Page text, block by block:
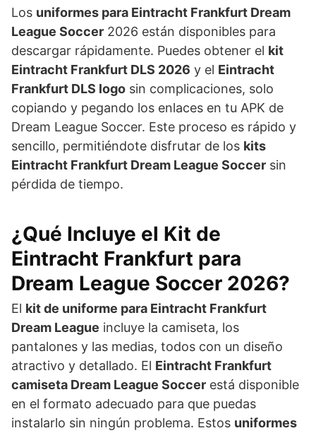
Los uniformes para Eintracht Frankfurt Dream
League Soccer 2026 están disponibles para
descargar rápidamente. Puedes obtener el kit
Eintracht Frankfurt DLS 2026 y el Eintracht
Frankfurt DLS logo sin complicaciones, solo
copiando y pegando los enlaces en tu APK de
Dream League Soccer. Este proceso es rápido y
sencillo, permitiéndote disfrutar de los kits
Eintracht Frankfurt Dream League Soccer sin
pérdida de tiempo.
¿Qué Incluye el Kit de
Eintracht Frankfurt para
Dream League Soccer 2026?
El kit de uniforme para Eintracht Frankfurt
Dream League incluye la camiseta, los
pantalones y las medias, todos con un diseño
atractivo y detallado. El Eintracht Frankfurt
camiseta Dream League Soccer está disponible
en el formato adecuado para que puedas
instalarlo sin ningún problema. Estos uniformes